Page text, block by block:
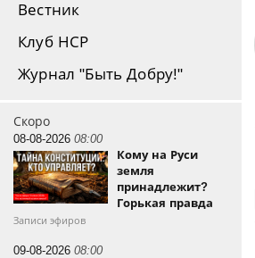
Вестник
Клуб НСР
Журнал "Быть Добру!"
Скоро
08-08-2026 08:00
Кому на Руси
земля
принадлежит?
Горькая правда
Записи эфиров
09-08-2026 08:00